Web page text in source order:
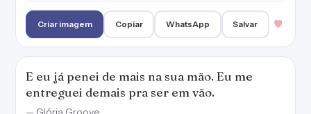
Criar imagem Copiar WhatsApp Salvar
E eu já penei de mais na sua mão. Eu me
entreguei demais pra ser em vão.